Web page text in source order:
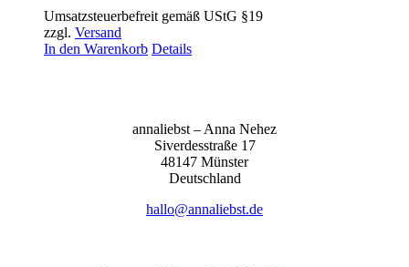
Umsatzsteuerbefreit gemäß UStG §19
zzgl. Versand
In den Warenkorb Details
anna­liebst – Anna Nehez
Sive­r­des­stra­ße 17
48147 Müns­ter
Deutsch­land
hallo@annaliebst.de